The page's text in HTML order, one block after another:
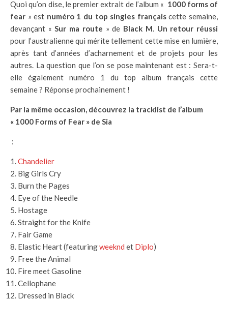
Quoi qu’on dise, le premier extrait de l’album « 1000 forms of
fear » est numéro 1 du top singles françaiscette semaine,
devançant «Sur ma route » de Black M. Un retour réussi
pour l’australienne qui mérite tellement cette mise en lumière,
après tant d’années d’acharnement et de projets pour les
autres. La question que l’on se pose maintenant est : Sera-t-
elle également numéro 1 du top album français cette
semaine ? Réponse prochainement !
Par la même occasion, découvrez la tracklist de l’album
« 1000 Forms of Fear » de Sia
:
Chandelier
Big Girls Cry
Burn the Pages
Eye of the Needle
Hostage
Straight for the Knife
Fair Game
Elastic Heart (featuringweeknd et Diplo)
Free the Animal
Fire meet Gasoline
Cellophane
Dressed in Black